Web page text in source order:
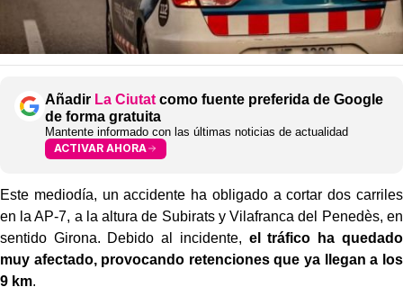
Añadir La Ciutat como fuente preferida de Google
de forma gratuita
Mantente informado con las últimas noticias de actualidad
ACTIVAR AHORA
Este mediodía, un accidente ha obligado a cortar dos carriles
en la AP-7, a la altura de Subirats y Vilafranca del Penedès, en
sentido Girona. Debido al incidente, el tráfico ha quedado
muy afectado, provocando retenciones que ya llegan a los
9 km.